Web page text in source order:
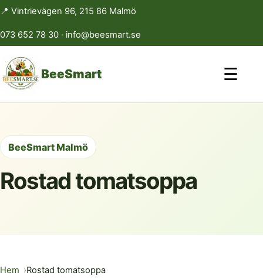
📍 Vintrievägen 96, 215 86 Malmö
073 652 78 30 · info@beesmart.se
BeeSmart ☰
BeeSmart Malmö
Rostad tomatsoppa
Hem Rostad tomatsoppa